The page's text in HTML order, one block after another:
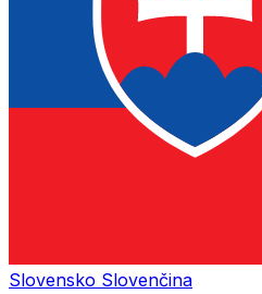
Slovensko Slovenčina